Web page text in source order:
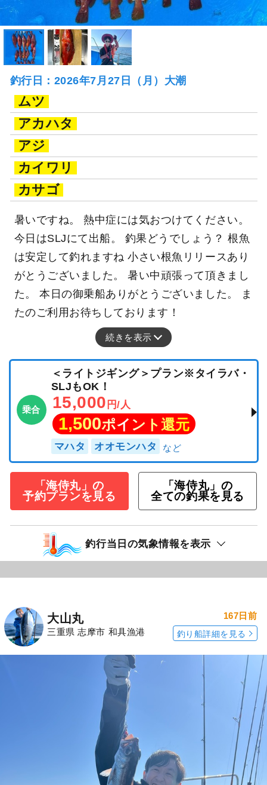
釣行日：2026年7月27日（月）大潮
ムツ
アカハタ
アジ
カイワリ
カサゴ
暑いですね。 熱中症には気おつけてください。
今日はSLJにて出船。 釣果どうでしょう？ 根魚
は安定して釣れますね 小さい根魚リリースあり
がとうございました。 暑い中頑張って頂きまし
た。 本日の御乗船ありがとうございました。 ま
たのご利用お待ちしております！
続きを表示
乗合
＜ライトジギング＞プラン※タイラバ・
SLJもOK！
15,000 円/人
1,500ポイント還元
マハタ オオモンハタ
「海侍丸」の
予約プランを見る
「海侍丸」の
全ての釣果を見る
釣行当日の気象情報を表示
大山丸
三重県 志摩市 和具漁港
167日前
釣り船詳細を見る